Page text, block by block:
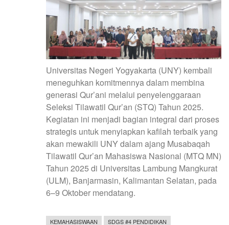
Universitas Negeri Yogyakarta (UNY) kembali
meneguhkan komitmennya dalam membina
generasi Qur’ani melalui penyelenggaraan
Seleksi Tilawatil Qur’an (STQ) Tahun 2025.
Kegiatan ini menjadi bagian integral dari proses
strategis untuk menyiapkan kafilah terbaik yang
akan mewakili UNY dalam ajang Musabaqah
Tilawatil Qur’an Mahasiswa Nasional (MTQ MN)
Tahun 2025 di Universitas Lambung Mangkurat
(ULM), Banjarmasin, Kalimantan Selatan, pada
6–9 Oktober mendatang.
KEMAHASISWAAN SDGS #4 PENDIDIKAN